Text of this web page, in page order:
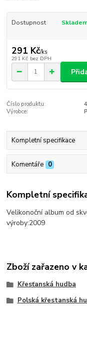
Dostupnost
291 Kč/ks
291 Kč bez DPH
Číslo produktu:
Výrobce:
Kompletní specifikace
Komentáře 0
Kompletní
Velikonoční album od
výroby:2009
Zboží zařazeno v
Křesťanská hudba
Polská křestanská